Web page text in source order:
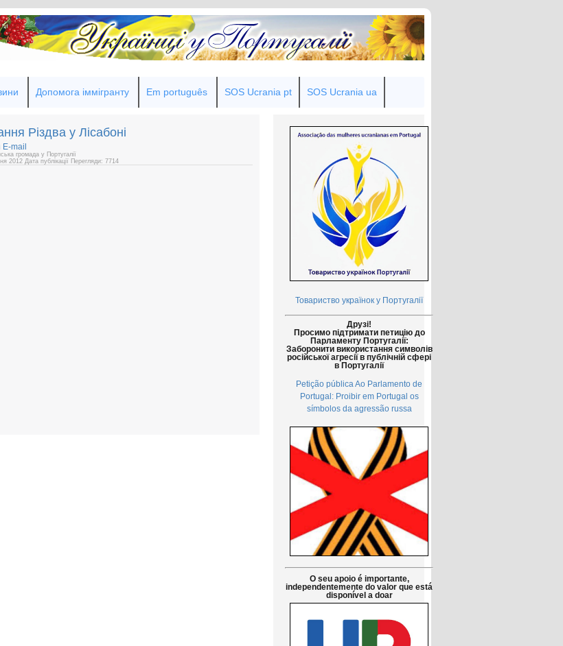
Допомога іммігранту Em português SOS Ucrania pt SOS Ucrania ua
Різдва у Лісабоні
E-mail
громада у Португалії
2012 Дата публікації Перегляди: 7714
Товариство українок у Португалії
Друзі!
Просимо підтримати петицію до
Парламенту Португалії:
Заборонити використання символів
російської агресії в публічній сфері
в Португалії
Petição pública Ao Parlamento de
Portugal: Proibir em Portugal os
símbolos da agressão russa
O seu apoio é importante,
independentemente do valor que está
disponível a doar